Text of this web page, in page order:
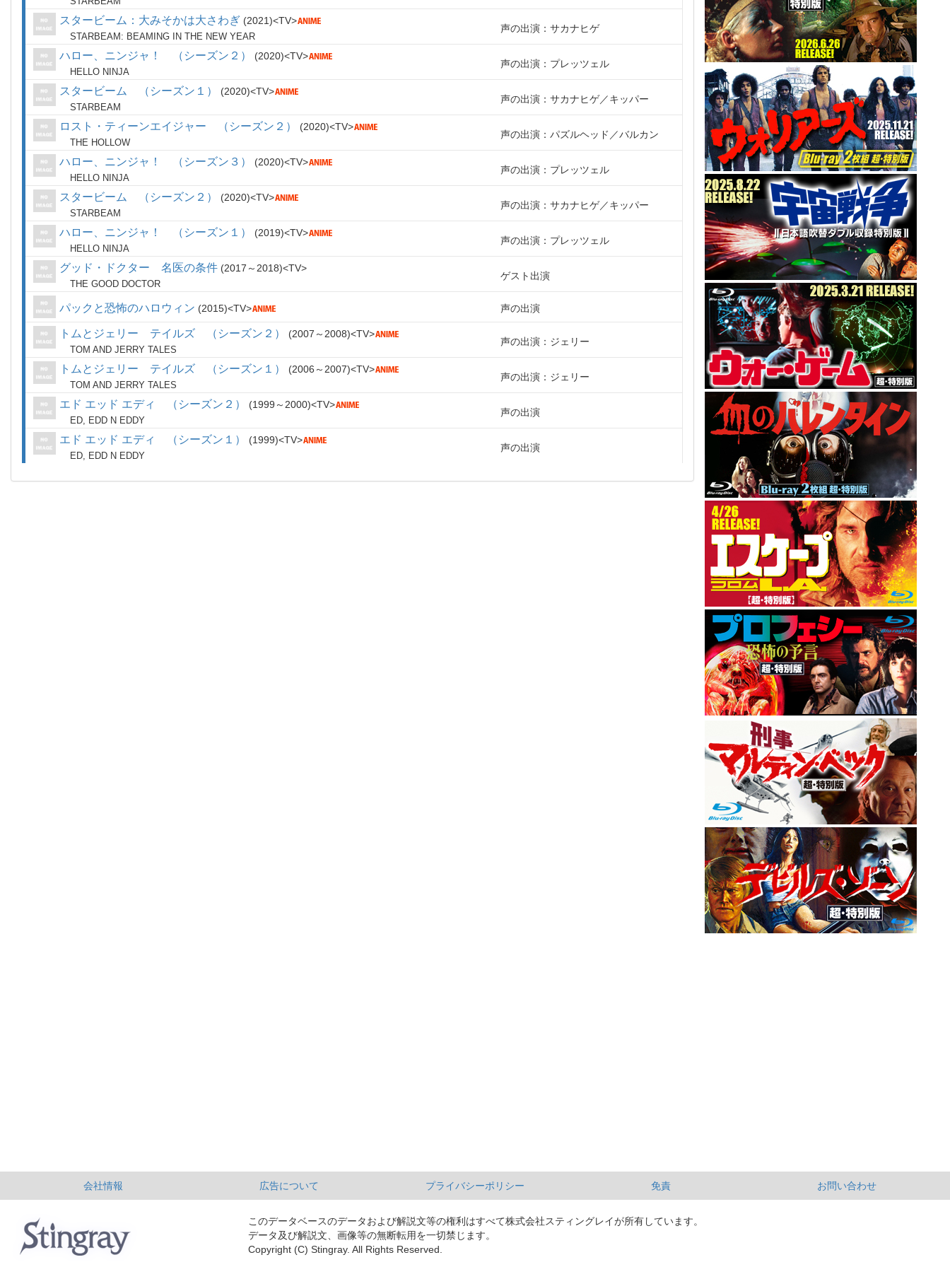
スタービーム：大みそかは大さわぎ 2021 TV
STARBEAM: BEAMING IN THE NEW YEAR
声の出演：サカナヒゲ
ハロー、ニンジャ！ （シーズン２） 2020 TV
HELLO NINJA
声の出演：プレッツェル
スタービーム （シーズン１） 2020 TV
STARBEAM
声の出演：サカナヒゲ／キッパー
ロスト・ティーンエイジャー （シーズン２） 2020 TV
THE HOLLOW
声の出演：パズルヘッド／バルカン
ハロー、ニンジャ！ （シーズン３） 2020 TV
HELLO NINJA
声の出演：プレッツェル
スタービーム （シーズン２） 2020 TV
STARBEAM
声の出演：サカナヒゲ／キッパー
ハロー、ニンジャ！ （シーズン１） 2019 TV
HELLO NINJA
声の出演：プレッツェル
グッド・ドクター 名医の条件 2017～2018 TV
THE GOOD DOCTOR
ゲスト出演
パックと恐怖のハロウィン 2015 TV 声の出演
トムとジェリー テイルズ （シーズン２） 2007～2008 TV
TOM AND JERRY TALES
声の出演：ジェリー
トムとジェリー テイルズ （シーズン１） 2006～2007 TV
TOM AND JERRY TALES
声の出演：ジェリー
エド エッド エディ （シーズン２） 1999～2000 TV
ED, EDD N EDDY
声の出演
エド エッド エディ （シーズン１） 1999 TV
ED, EDD N EDDY
声の出演
会社情報 広告について プライバシーポリシー 免責 お問い合わせ
このデータベースのデータおよび解説文等の権利はすべて株式会社スティングレイが所有しています。
データ及び解説文、画像等の無断転用を一切禁じます。
Copyright (C) Stingray. All Rights Reserved.